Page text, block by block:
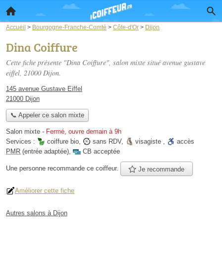
Accueil > Bourgogne-Franche-Comté > Côte-d'Or > Dijon
Dina Coiffure
Cette fiche présente "Dina Coiffure", salon mixte situé avenue gustave
eiffel, 21000 Dijon.
145 avenue Gustave Eiffel
21000 Dijon
📞 Appeler ce salon mixte
Salon mixte - Fermé, ouvre demain à 9h
Services :
coiffure bio, sans RDV, visagiste ,
accès
PMR (entrée adaptée), CB acceptée
Une personne recommande ce coiffeur. Je recommande
Améliorer cette fiche
Autres salons à Dijon